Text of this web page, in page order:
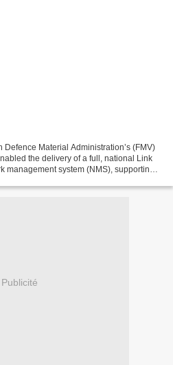
Material Administration’s (FMV)
the delivery of a full, national Link
management system (NMS), supporting
Publicité